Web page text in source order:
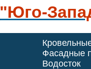
"Юго-
Фасадные
Водосток